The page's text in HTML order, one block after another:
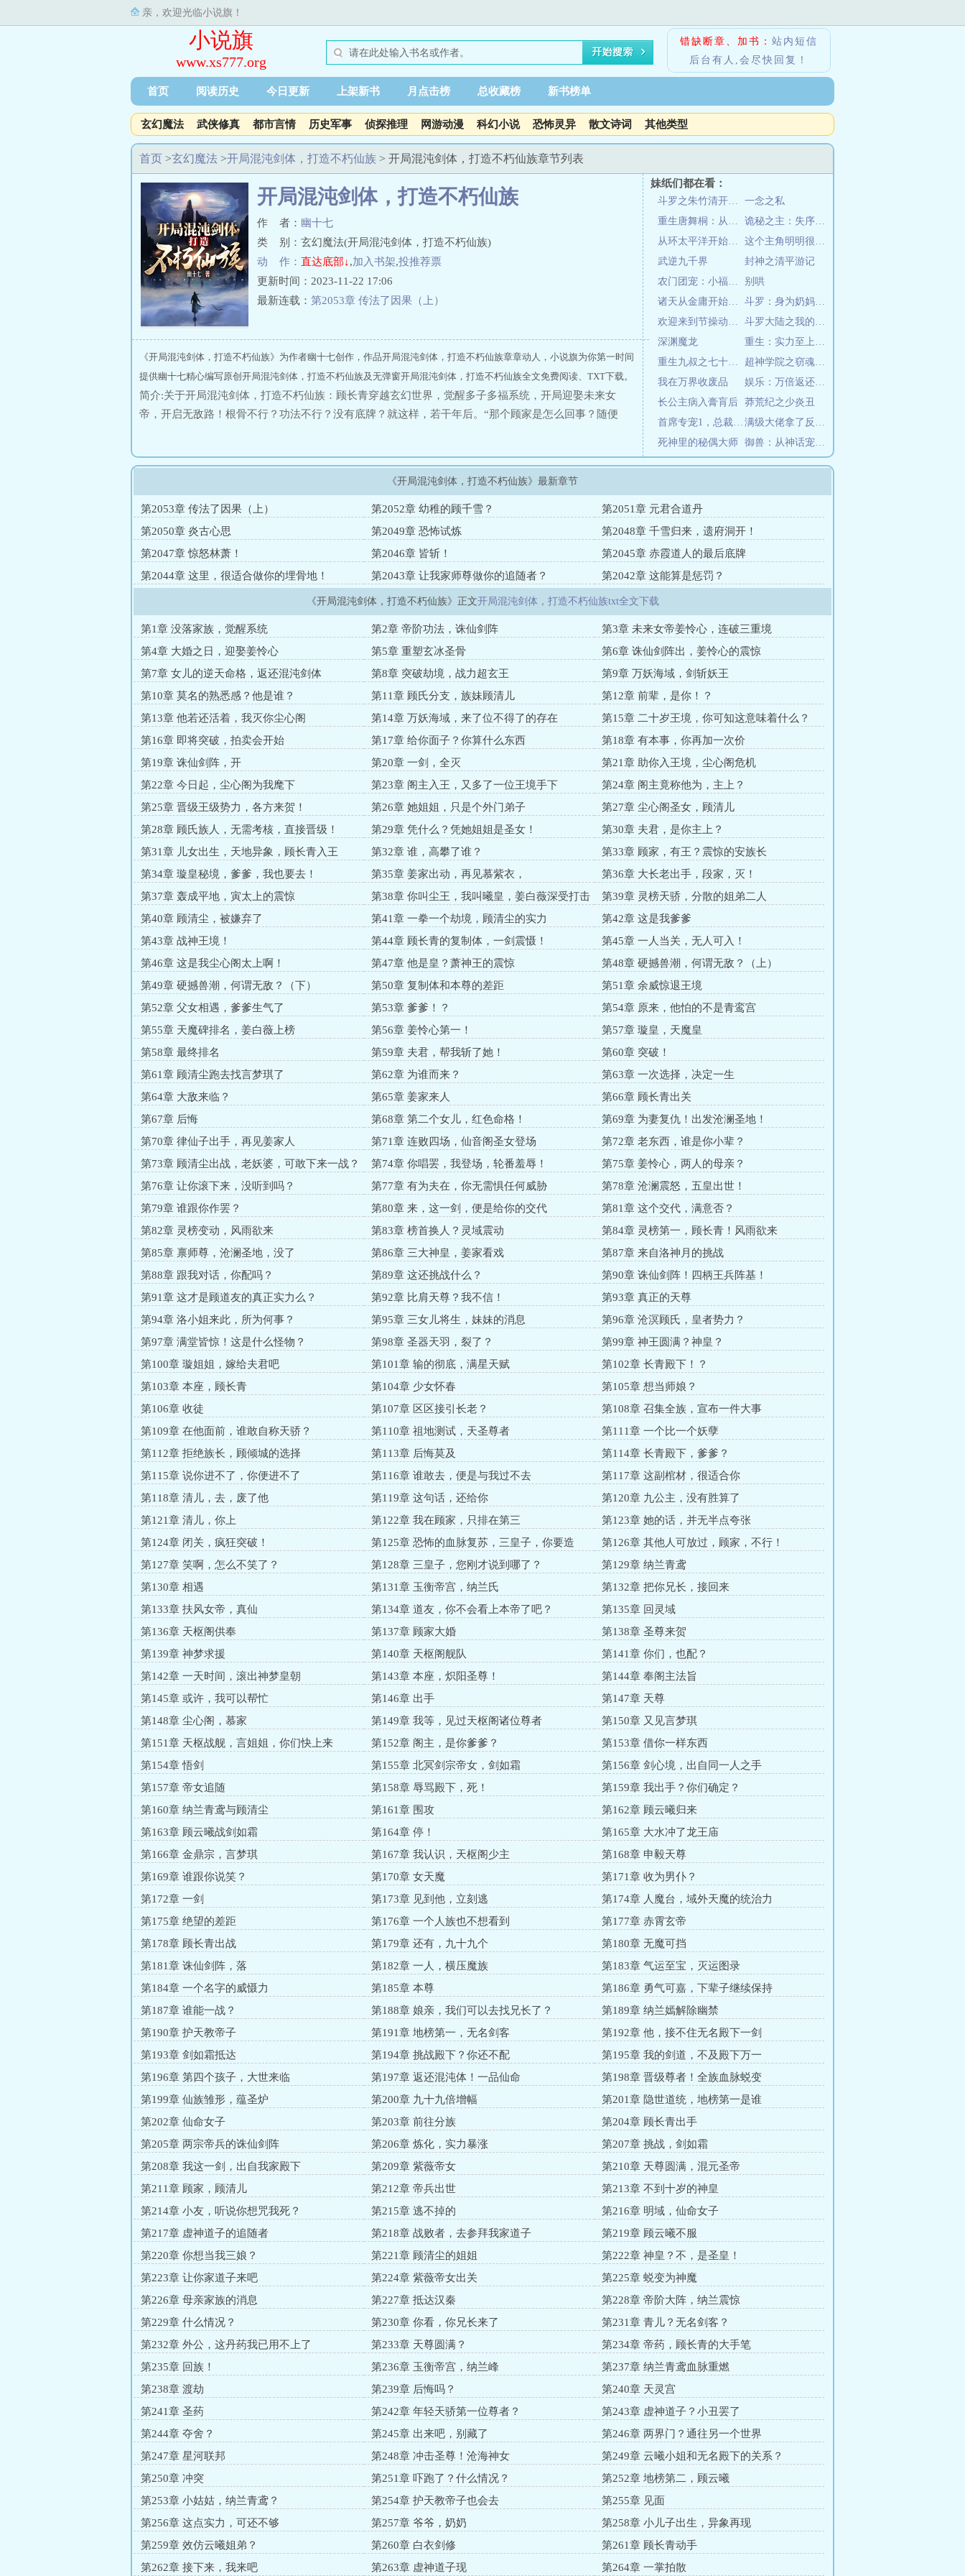
亲，欢迎光临小说旗！
小说旗
www.xs777.org
错缺断章、加书： 站内短信
后台有人,会尽快回复！
首页 阅读历史 今日更新 上架新书 月点击榜 总收藏榜 新书榜单
玄幻魔法 武侠修真 都市言情 历史军事 侦探推理 网游动漫 科幻小说 恐怖灵异 散文诗词 其他类型
首页 >玄幻魔法 >开局混沌剑体，打造不朽仙族 > 开局混沌剑体，打造不朽仙族章节列表
妹纸们都在看：
斗罗之朱竹清开始签到
一念之私
重生唐舞桐：从称霸斗罗大陆开始
诡秘之主：失序之国
从环太平洋开始的幻想种
这个主角明明很强却异常谨慎
武逆九千界
封神之清平游记
农门团宠：小福宝奶凶奶凶哒
别哄
诸天从金庸开始的武侠之旅
斗罗：身为奶妈，带把狙很合理吧
欢迎来到节操动漫社
斗罗大陆之我的魅力超级强
深渊魔龙
重生：实力至上的斗罗大陆
重生九叔之七十一阿哥
超神学院之窃魂黑洞
我在万界收废品
娱乐：万倍返还，开局投资杨老板
长公主病入膏肓后 莽荒纪之少炎丑
首席专宠1，总裁先生太放肆
满级大佬拿了反派剧本
死神里的秘偶大师
御兽：从神话宠物店开始
开局混沌剑体，打造不朽仙族
作 者： 幽十七
类 别：玄幻魔法(开局混沌剑体，打造不朽仙族)
动 作： 直达底部↓,加入书架,投推荐票
更新时间：2023-11-22 17:06
最新连载： 第2053章 传法了因果（上）
《开局混沌剑体，打造不朽仙族》为作者幽十七创作，作品开局混沌剑体，打造不朽仙族章章动人，小说旗为你第一时间
提供幽十七精心编写原创开局混沌剑体，打造不朽仙族及无弹窗开局混沌剑体，打造不朽仙族全文免费阅读、TXT下载。
简介:关于开局混沌剑体，打造不朽仙族：顾长青穿越玄幻世界，觉醒多子多福系统，开局迎娶未来女
帝，开启无敌路！根骨不行？功法不行？没有底牌？就这样，若干年后。“那个顾家是怎么回事？随便
《开局混沌剑体，打造不朽仙族》最新章节
第2053章 传法了因果（上） 第2052章 幼稚的顾千雪？
第2051章 元君合道丹
第2050章 炎古心思
第2049章 恐怖试炼
第2048章 千雪归来，遗府洞开！
第2047章 惊怒林萧！
第2046章 皆斩！
第2045章 赤霞道人的最后底牌
第2044章 这里，很适合做你的埋骨地！
第2043章 让我家师尊做你的追随者？ 第2042章 这能算是惩罚？
《开局混沌剑体，打造不朽仙族》正文开局混沌剑体，打造不朽仙族txt全文下载
第1章 没落家族，觉醒系统 第2章 帝阶功法，诛仙剑阵
第3章 未来女帝姜怜心，连破三重境
第4章 大婚之日，迎娶姜怜心
第5章 重塑玄冰圣骨
第6章 诛仙剑阵出，姜怜心的震惊
第7章 女儿的逆天命格，返还混沌剑体
第8章 突破劫境，战力超玄王
第9章 万妖海域，剑斩妖王
第10章 莫名的熟悉感？他是谁？
第11章 顾氏分支，族妹顾清儿
第12章 前辈，是你！？
第13章 他若还活着，我灭你尘心阁
第14章 万妖海域，来了位不得了的存在
第15章 二十岁王境，你可知这意味着什么？
第16章 即将突破，拍卖会开始
第17章 给你面子？你算什么东西
第18章 有本事，你再加一次价
第19章 诛仙剑阵，开
第20章 一剑，全灭
第21章 助你入王境，尘心阁危机
第22章 今日起，尘心阁为我麾下
第23章 阁主入王，又多了一位王境手下
第24章 阁主竟称他为，主上？
第25章 晋级王级势力，各方来贺！
第26章 她姐姐，只是个外门弟子
第27章 尘心阁圣女，顾清儿
第28章 顾氏族人，无需考核，直接晋级！
第29章 凭什么？凭她姐姐是圣女！
第30章 夫君，是你主上？
第31章 儿女出生，天地异象，顾长青入王
第32章 谁，高攀了谁？
第33章 顾家，有王？震惊的安族长
第34章 璇皇秘境，爹爹，我也要去！
第35章 姜家出动，再见慕紫衣，
第36章 大长老出手，段家，灭！
第37章 轰成平地，寅太上的震惊
第38章 你叫尘王，我叫曦皇，姜白薇深受打击
第39章 灵榜天骄，分散的姐弟二人
第40章 顾清尘，被嫌弃了
第41章 一拳一个劫境，顾清尘的实力
第42章 这是我爹爹
第43章 战神王境！
第44章 顾长青的复制体，一剑震慑！
第45章 一人当关，无人可入！
第46章 这是我尘心阁太上啊！
第47章 他是皇？萧神王的震惊
第48章 硬撼兽潮，何谓无敌？（上）
第49章 硬撼兽潮，何谓无敌？（下）
第50章 复制体和本尊的差距
第51章 余威惊退王境
第52章 父女相遇，爹爹生气了
第53章 爹爹！？
第54章 原来，他怕的不是青鸾宫
第55章 天魔碑排名，姜白薇上榜
第56章 姜怜心第一！
第57章 璇皇，天魔皇
第58章 最终排名
第59章 夫君，帮我斩了她！
第60章 突破！
第61章 顾清尘跑去找言梦琪了
第62章 为谁而来？
第63章 一次选择，决定一生
第64章 大敌来临？
第65章 姜家来人
第66章 顾长青出关
第67章 后悔
第68章 第二个女儿，红色命格！
第69章 为妻复仇！出发沧澜圣地！
第70章 律仙子出手，再见姜家人
第71章 连败四场，仙音阁圣女登场
第72章 老东西，谁是你小辈？
第73章 顾清尘出战，老妖婆，可敢下来一战？
第74章 你唱罢，我登场，轮番羞辱！
第75章 姜怜心，两人的母亲？
第76章 让你滚下来，没听到吗？
第77章 有为夫在，你无需惧任何威胁
第78章 沧澜震怒，五皇出世！
第79章 谁跟你作罢？
第80章 来，这一剑，便是给你的交代
第81章 这个交代，满意否？
第82章 灵榜变动，风雨欲来
第83章 榜首换人？灵域震动
第84章 灵榜第一，顾长青！风雨欲来
第85章 禀师尊，沧澜圣地，没了
第86章 三大神皇，姜家看戏
第87章 来自洛神月的挑战
第88章 跟我对话，你配吗？
第89章 这还挑战什么？
第90章 诛仙剑阵！四柄王兵阵基！
第91章 这才是顾道友的真正实力么？
第92章 比肩天尊？我不信！
第93章 真正的天尊
第94章 洛小姐来此，所为何事？
第95章 三女儿将生，妹妹的消息
第96章 沧溟顾氏，皇者势力？
第97章 满堂皆惊！这是什么怪物？
第98章 圣器天羽，裂了？
第99章 神王圆满？神皇？
第100章 璇姐姐，嫁给夫君吧
第101章 输的彻底，满星天赋
第102章 长青殿下！？
第103章 本座，顾长青
第104章 少女怀春
第105章 想当师娘？
第106章 收徒
第107章 区区接引长老？
第108章 召集全族，宣布一件大事
第109章 在他面前，谁敢自称天骄？
第110章 祖地测试，天圣尊者
第111章 一个比一个妖孽
第112章 拒绝族长，顾倾城的选择
第113章 后悔莫及
第114章 长青殿下，爹爹？
第115章 说你进不了，你便进不了
第116章 谁敢去，便是与我过不去
第117章 这副棺材，很适合你
第118章 清儿，去，废了他
第119章 这句话，还给你
第120章 九公主，没有胜算了
第121章 清儿，你上
第122章 我在顾家，只排在第三
第123章 她的话，并无半点夸张
第124章 闭关，疯狂突破！
第125章 恐怖的血脉复苏，三皇子，你要造
反？
第126章 其他人可放过，顾家，不行！
第127章 笑啊，怎么不笑了？
第128章 三皇子，您刚才说到哪了？
第129章 纳兰青鸢
第130章 相遇
第131章 玉衡帝宫，纳兰氏
第132章 把你兄长，接回来
第133章 扶风女帝，真仙
第134章 道友，你不会看上本帝了吧？
第135章 回灵域
第136章 天枢阁供奉
第137章 顾家大婚
第138章 圣尊来贺
第139章 神梦求援
第140章 天枢阁舰队
第141章 你们，也配？
第142章 一天时间，滚出神梦皇朝
第143章 本座，炽阳圣尊！
第144章 奉阁主法旨
第145章 或许，我可以帮忙
第146章 出手
第147章 天尊
第148章 尘心阁，慕家
第149章 我等，见过天枢阁诸位尊者
第150章 又见言梦琪
第151章 天枢战舰，言姐姐，你们快上来
第152章 阁主，是你爹爹？
第153章 借你一样东西
第154章 悟剑
第155章 北冥剑宗帝女，剑如霜
第156章 剑心境，出自同一人之手
第157章 帝女追随
第158章 辱骂殿下，死！
第159章 我出手？你们确定？
第160章 纳兰青鸢与顾清尘
第161章 围攻
第162章 顾云曦归来
第163章 顾云曦战剑如霜
第164章 停！
第165章 大水冲了龙王庙
第166章 金鼎宗，言梦琪
第167章 我认识，天枢阁少主
第168章 申毅天尊
第169章 谁跟你说笑？
第170章 女天魔
第171章 收为男仆？
第172章 一剑
第173章 见到他，立刻逃
第174章 人魔台，域外天魔的统治力
第175章 绝望的差距
第176章 一个人族也不想看到
第177章 赤霄玄帝
第178章 顾长青出战
第179章 还有，九十九个
第180章 无魔可挡
第181章 诛仙剑阵，落
第182章 一人，横压魔族
第183章 气运至宝，灭运图录
第184章 一个名字的威慑力
第185章 本尊
第186章 勇气可嘉，下辈子继续保持
第187章 谁能一战？
第188章 娘亲，我们可以去找兄长了？
第189章 纳兰嫣解除幽禁
第190章 护天教帝子
第191章 地榜第一，无名剑客
第192章 他，接不住无名殿下一剑
第193章 剑如霜抵达
第194章 挑战殿下？你还不配
第195章 我的剑道，不及殿下万一
第196章 第四个孩子，大世来临
第197章 返还混沌体！一品仙命
第198章 晋级尊者！全族血脉蜕变
第199章 仙族雏形，蕴圣炉
第200章 九十九倍增幅
第201章 隐世道统，地榜第一是谁
第202章 仙命女子
第203章 前往分族
第204章 顾长青出手
第205章 两宗帝兵的诛仙剑阵
第206章 炼化，实力暴涨
第207章 挑战，剑如霜
第208章 我这一剑，出自我家殿下
第209章 紫薇帝女
第210章 天尊圆满，混元圣帝
第211章 顾家，顾清儿
第212章 帝兵出世
第213章 不到十岁的神皇
第214章 小友，听说你想咒我死？
第215章 逃不掉的
第216章 明域，仙命女子
第217章 虚神道子的追随者
第218章 战败者，去参拜我家道子
第219章 顾云曦不服
第220章 你想当我三娘？
第221章 顾清尘的姐姐
第222章 神皇？不，是圣皇！
第223章 让你家道子来吧
第224章 紫薇帝女出关
第225章 蜕变为神魔
第226章 母亲家族的消息
第227章 抵达汉秦
第228章 帝阶大阵，纳兰震惊
第229章 什么情况？
第230章 你看，你兄长来了
第231章 青儿？无名剑客？
第232章 外公，这丹药我已用不上了
第233章 天尊圆满？
第234章 帝药，顾长青的大手笔
第235章 回族！
第236章 玉衡帝宫，纳兰峰
第237章 纳兰青鸢血脉重燃
第238章 渡劫
第239章 后悔吗？
第240章 天灵宫
第241章 圣药
第242章 年轻天骄第一位尊者？
第243章 虚神道子？小丑罢了
第244章 夺舍？
第245章 出来吧，别藏了
第246章 两界门？通往另一个世界
第247章 星河联邦
第248章 冲击圣尊！沧海神女
第249章 云曦小姐和无名殿下的关系？
第250章 冲突
第251章 吓跑了？什么情况？
第252章 地榜第二，顾云曦
第253章 小姑姑，纳兰青鸢？
第254章 护天教帝子也会去
第255章 见面
第256章 这点实力，可还不够
第257章 爷爷，奶奶
第258章 小儿子出生，异象再现
第259章 效仿云曦姐弟？
第260章 白衣剑修
第261章 顾长青动手
第262章 接下来，我来吧
第263章 虚神道子现 第264章 一掌拍散